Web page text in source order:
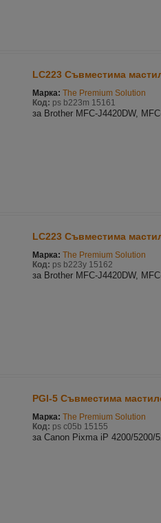
LC223 Съвместима
Марка: The Premium Solution
Код: ps b223m 15161
за Brother MFC-J4420DW,
LC223 Съвместима
Марка: The Premium Solution
Код: ps b223y 15162
за Brother MFC-J4420DW,
PGI-5 Съвместима
Марка: The Premium Solution
Код: ps c05b 15155
за Canon Pixma iP 4200/5200/